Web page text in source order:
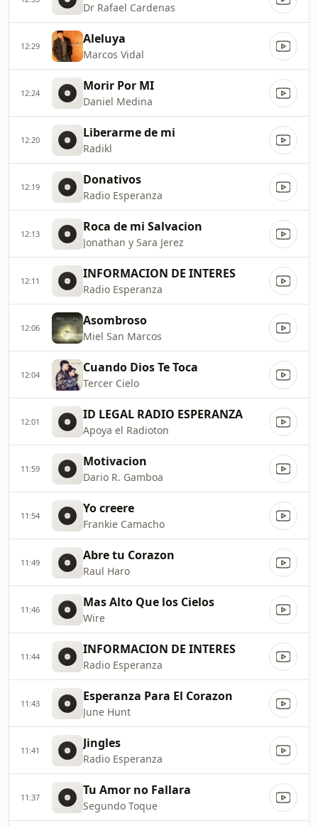
Dr Rafael Cardenas
12:29 Aleluya
Marcos Vidal
12:24 Morir Por MI
Daniel Medina
12:20 Liberarme de mi
Radikl
12:19 Donativos
Radio Esperanza
12:13 Roca de mi Salvacion
Jonathan y Sara Jerez
12:11 INFORMACION DE INTERES
Radio Esperanza
12:06 Asombroso
Miel San Marcos
12:04 Cuando Dios Te Toca
Tercer Cielo
12:01 ID LEGAL RADIO ESPERANZA
Apoya el Radioton
11:59 Motivacion
Dario R. Gamboa
11:54 Yo creere
Frankie Camacho
11:49 Abre tu Corazon
Raul Haro
11:46 Mas Alto Que los Cielos
Wire
11:44 INFORMACION DE INTERES
Radio Esperanza
11:43 Esperanza Para El Corazon
June Hunt
11:41 Jingles
Radio Esperanza
11:37 Tu Amor no Fallara
Segundo Toque